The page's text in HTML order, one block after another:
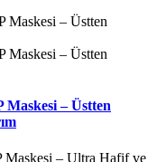
– Üstten